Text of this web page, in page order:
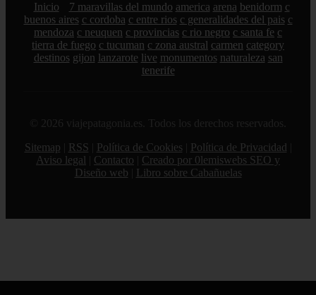
Inicio 7 maravillas del mundo america arena benidorm c
buenos aires c cordoba c entre rios c generalidades del pais c
mendoza c neuquen c provincias c rio negro c santa fe c
tierra de fuego c tucuman c zona austral carmen category
destinos gijon lanzarote live monumentos naturaleza san
tenerife
© 2026 viajepatagonia.es. Todos los derechos reservados.
Sitemap
RSS Política de Cookies Política de Privacidad
Aviso legal
Contacto
Creado por 0lemiswebs SEO y
Diseño web
Libro sobre Cabañuelas